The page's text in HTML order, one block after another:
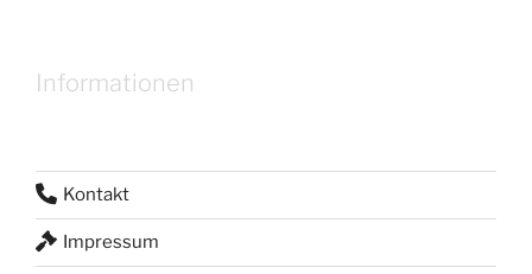
Informationen
Kontakt
Impressum